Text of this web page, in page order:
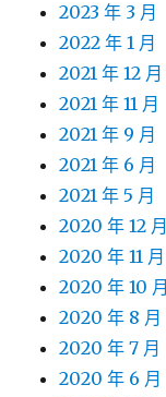
2023 年 3 月
2022 年 1 月
2021 年 12 月
2021 年 11 月
2021 年 9 月
2021 年 6 月
2021 年 5 月
2020 年 12 月
2020 年 11 月
2020 年 10 月
2020 年 8 月
2020 年 7 月
2020 年 6 月